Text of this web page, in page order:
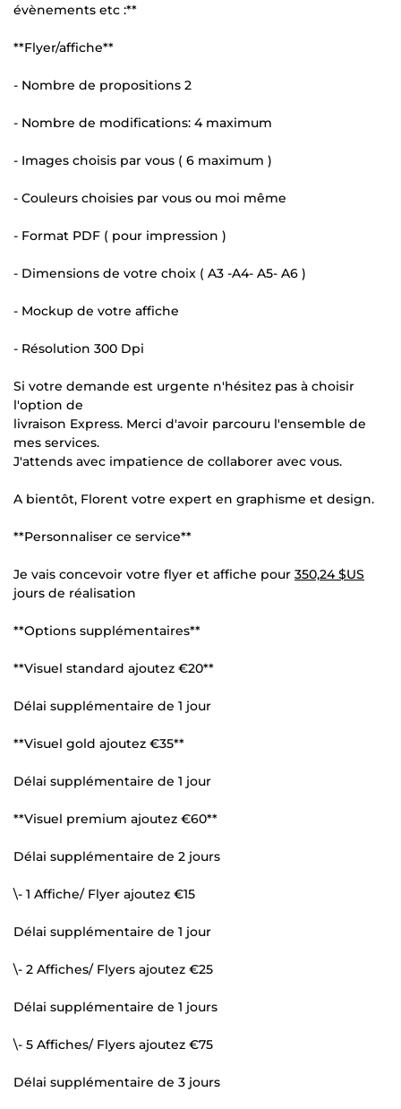
évènements etc :**
**Flyer/affiche**
- Nombre de propositions 2
- Nombre de modifications: 4 maximum
- Images choisis par vous ( 6 maximum )
- Couleurs choisies par vous ou moi même
- Format PDF ( pour impression )
- Dimensions de votre choix ( A3 -A4- A5- A6 )
- Mockup de votre affiche
- Résolution 300 Dpi
Si votre demande est urgente n'hésitez pas à choisir
l'option de
livraison Express. Merci d'avoir parcouru l'ensemble de
mes services.
J'attends avec impatience de collaborer avec vous.
A bientôt, Florent votre expert en graphisme et design.
**Personnaliser ce service**
Je vais concevoir votre flyer et affiche pour 350,24 $US
jours de réalisation
**Options supplémentaires**
**Visuel standard ajoutez €20**
Délai supplémentaire de 1 jour
**Visuel gold ajoutez €35**
Délai supplémentaire de 1 jour
**Visuel premium ajoutez €60**
Délai supplémentaire de 2 jours
\- 1 Affiche/ Flyer ajoutez €15
Délai supplémentaire de 1 jour
\- 2 Affiches/ Flyers ajoutez €25
Délai supplémentaire de 1 jours
\- 5 Affiches/ Flyers ajoutez €75
Délai supplémentaire de 3 jours